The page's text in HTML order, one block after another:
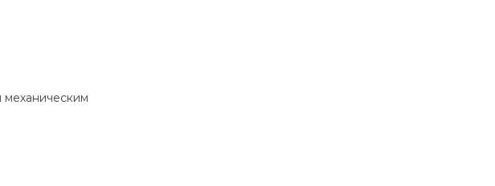
механическим